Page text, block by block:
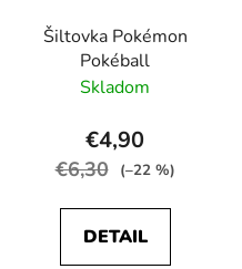
Šiltovka Pokémon
Pokéball
Skladom
€4,90
€6,30 (–22 %)
DETAIL